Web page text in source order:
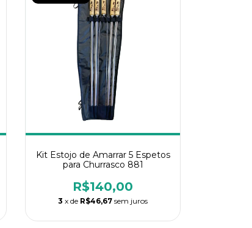
Kit Estojo de Amarrar 5 Espetos
para Churrasco 881
R$140,00
3 x de R$46,67 sem juros